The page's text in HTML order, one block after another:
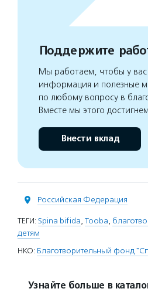
Поддержите
Мы работаем, чтобы у вас
информация и полезные
по любому вопросу в
Вместе мы этого достигнем
Внести вклад
Российская Федерация
ТЕГИ: Spina bifida, Tooba,
детям
НКО: Благотворительный фонд
Узнайте больше в